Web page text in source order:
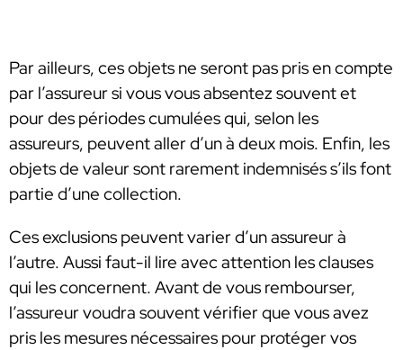
Par ailleurs, ces objets ne seront pas pris en compte
par l’assureur si vous vous absentez souvent et
pour des périodes cumulées qui, selon les
assureurs, peuvent aller d’un à deux mois. Enfin, les
objets de valeur sont rarement indemnisés s’ils font
partie d’une collection.
Ces exclusions peuvent varier d’un assureur à
l’autre. Aussi faut-il lire avec attention les clauses
qui les concernent. Avant de vous rembourser,
l’assureur voudra souvent vérifier que vous avez
pris les mesures nécessaires pour protéger vos